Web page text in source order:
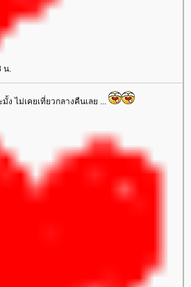
น.
ง ไม่เคยเที่ยวกลางคืนเลย ...